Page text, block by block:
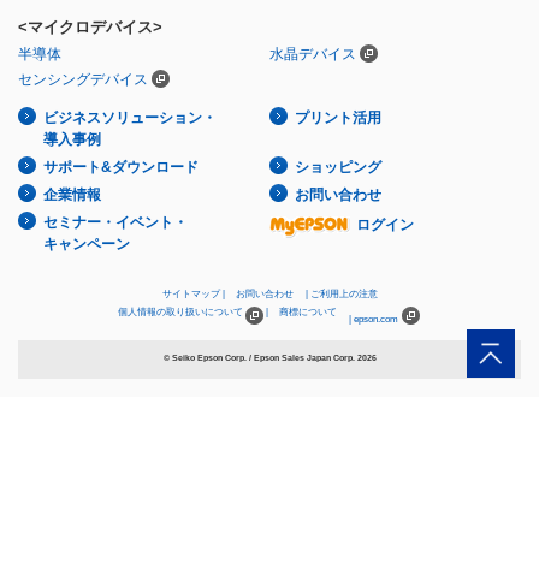
<マイクロデバイス>
半導体
水晶デバイス
センシングデバイス
ビジネスソリューション・
導入事例
プリント活用
サポート&ダウンロード
ショッピング
企業情報
お問い合わせ
セミナー・イベント・
キャンペーン
ログイン
サイトマップ お問い合わせ
ご利用上の注意
個人情報の取り扱いについて
商標について
epson.com
© Seiko Epson Corp. / Epson Sales Japan Corp. 2026